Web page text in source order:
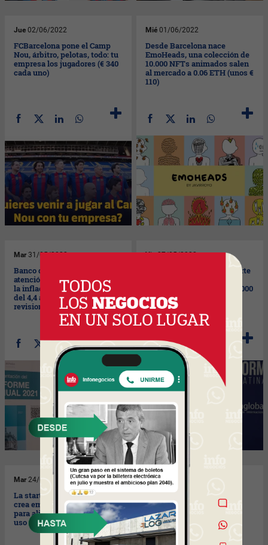
Jue 02/06/2022
FCBarcelona pone el Camp
Nou, árbitro, pelotas, todo: tu
empresa los jugadores (€ 340
cada uno)
Mié 01/06/2022
Desde Barcelona nace
EmoHeads, una colección de
10.000 NFTs animados salen
al mercado a 0.06 ETH (unos €
110)
Mar 31/05/2022
Banco de España llama la
atención sobre el aumento de
la inflación subyacente (pasó
del 4,4 al 4,9%) y advierte de
revisiones al alza
Vie27/05/2022
Madrid Platform se convierte
internacional (conecta a 3.000
empresas de 80 países)
Mar 24/05/2022
La startup catalana Bio2Coat
crea embalajes comestibles
para alimentos que evitan el
uso del plástico
Lun23/05/2022
Sorpresa: Apple aventaja a
Samsung (y a Alexa de
Amazon) en la batalla de
marcas por el hogar
conectado